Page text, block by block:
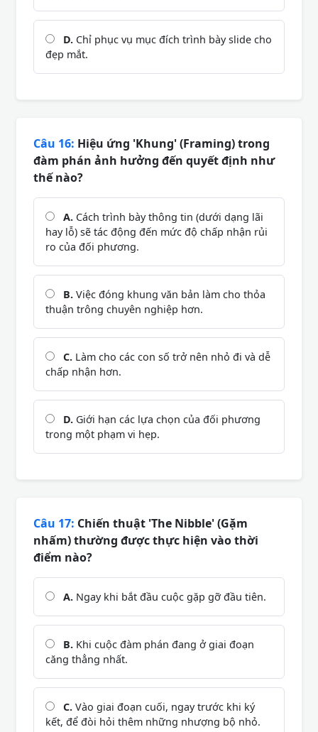
D. Chỉ phục vụ mục đích trình bày slide cho
đẹp mắt.
Câu 16: Hiệu ứng 'Khung' (Framing) trong
đàm phán ảnh hưởng đến quyết định như
thế nào?
A. Cách trình bày thông tin (dưới dạng lãi
hay lỗ) sẽ tác động đến mức độ chấp nhận rủi
ro của đối phương.
B. Việc đóng khung văn bản làm cho thỏa
thuận trông chuyên nghiệp hơn.
C. Làm cho các con số trở nên nhỏ đi và dễ
chấp nhận hơn.
D. Giới hạn các lựa chọn của đối phương
trong một phạm vi hẹp.
Câu 17: Chiến thuật 'The Nibble' (Gặm
nhấm) thường được thực hiện vào thời
điểm nào?
A. Ngay khi bắt đầu cuộc gặp gỡ đầu tiên.
B. Khi cuộc đàm phán đang ở giai đoạn
căng thẳng nhất.
C. Vào giai đoạn cuối, ngay trước khi ký
kết, để đòi hỏi thêm những nhượng bộ nhỏ.